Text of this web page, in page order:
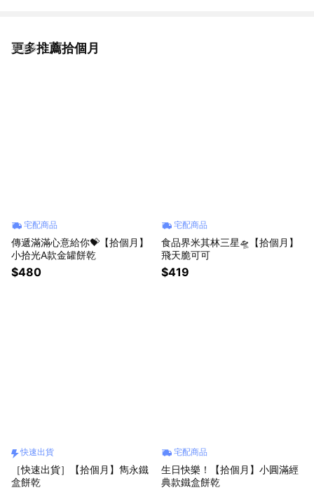
更多推薦拾個月
看更多
宅配商品
傳遞滿滿心意給你💝【拾個月】
小拾光A款金罐餅乾
$480
宅配商品
食品界米其林三星🛸【拾個月】
飛天脆可可
$419
快速出貨
［快速出貨］【拾個月】雋永鐵
盒餅乾
宅配商品
生日快樂！【拾個月】小圓滿經
典款鐵盒餅乾